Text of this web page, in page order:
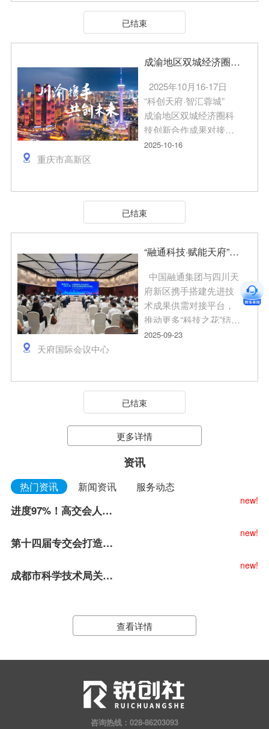
为充分展示龙岗区科技
创新成果，龙岗区将组
织部分优秀企业参展，
现预先开展产品征集活
动，优秀产品技术将纳
入科技篇应用库，在对
应的政府投资项目中予
以优先推荐使用，有关
事项通知如下： 一、
申请条件 （一）在龙
群方向。 （三）产品
技术先进，拥有自主知
间 通知发布之日起至9
月30日。 三、申报材
料 （一）《第二十七
届高交会龙岗展区参展
申请表》电子文档及加
准备齐全，发送至
kczx@lg.gov.cn，逾期
概不受理。 四、注意
事项 （一）由于展区
选，最终以确定名单为
已结束
成渝地区双城经济圈科技创新合作成果对接活动
2025年10月16-17日
“科创天府·智汇蓉城”
成渝地区双城经济圈科
技创新合作成果对接活
动——重庆站 聚焦新
科技成果展 并发布200
余项科技成果 @在蓉
企业 快来报名参加吧
~ 新能源汽车专场活
动 时间：2025年10月
16日（星期四）13:30—
18:00 地点：重庆科学
会堂假日酒店（地址：
重庆市高新区汇玺一路7
号） 组织机构 主办
办单位 招商局检测车
辆技术研究院有限公司
学院 重庆清研理工汽
车智能技术研究院 四
川省自动化与仪器仪表
学会 成都自动化研究
月16日（星期四）14:00-
📋安排：分A、B两组，
分别参观国家新能源汽
（重庆）等两个平台
（二）对接活动 ⏰时
间：10月16日（星期
四）15:30-18:00 📌地
点：重庆科学会堂假日
2025-10-16
重庆市高新区
已结束
“融通科技·赋能天府”先进科技成果协同转化对接会在四川天府新区成功举办
中国融通集团与四川天
府新区携手搭建先进技
术成果供需对接平台，
推动更多“科技之花”结
出“产业之果”。9月23日
天府国际会议中心隆重
举行。 本次活动作
川行”的重要子活动，
以“融通科技·赋能天
府”为主题，由成都市人
团、四川省委军民融合
凤朝出席会议并致辞。
集团公司党组成员、副
工委书记陈麟等领导嘉
宾共270余人参加。 活
动现场，融通科研院发
布了一批先进科技成果
2025-09-23
天府国际会议中心
已结束
更多详情
资讯
热门资讯 新闻资讯 服务动态
进度97%！高交会人工智能与机器人产业链展满馆在即！
new!
第十四届专交会打造专利转化新高地
new!
成都市科学技术局关于拨付2025年技术交易资助项目资金有关事宜的通知
new!
查看详情
咨询热线：028-86203093